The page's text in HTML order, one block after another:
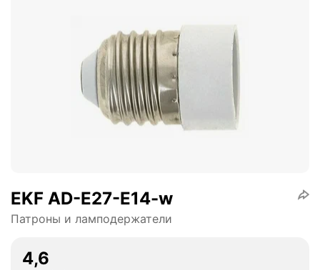
EKF AD-E27-E14-w
Патроны и ламподержатели
4,6